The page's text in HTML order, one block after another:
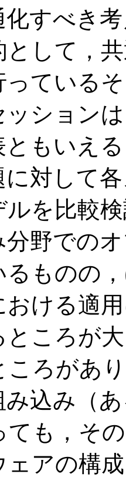
化すべき
として，
っている
ション
ともいえ
に対して
ルを比較
野での
るものの
おける適
ところが
ころがあ
込み（
ても，そ
ェアの構